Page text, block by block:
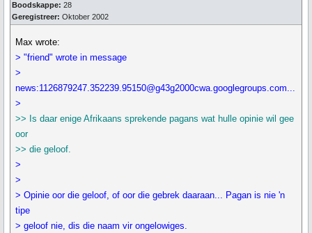
Boodskappe: 28
Geregistreer: Oktober 2002
Max wrote:
> "friend" wrote in message
>
news:1126879247.352239.95150@g43g2000cwa.googlegroups.com...
>
>> Is daar enige Afrikaans sprekende pagans wat hulle opinie wil gee
oor
>> die geloof.
>
>
> Opinie oor die geloof, of oor die gebrek daaraan... Pagan is nie 'n
tipe
> geloof nie, dis die naam vir ongelowiges.